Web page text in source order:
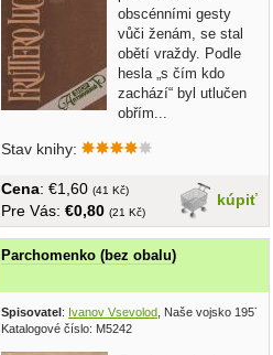
obscénními gesty
vůči ženám, se stal
obětí vraždy. Podle
hesla „s čím kdo
zachází“ byl utlučen
obřím...
Stav knihy:
kúpiť
Cena: €1,60 (41 Kč)
Pre Vás: €0,80 (21 Kč)
Parchomenko (bez obalu)
Spisovatel: Ivanov Vsevolod , Naše vojsko 1957
Katalogové číslo: M5242